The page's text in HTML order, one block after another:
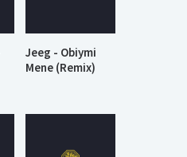
Jeeg - Obiymi
Mene (Remix)